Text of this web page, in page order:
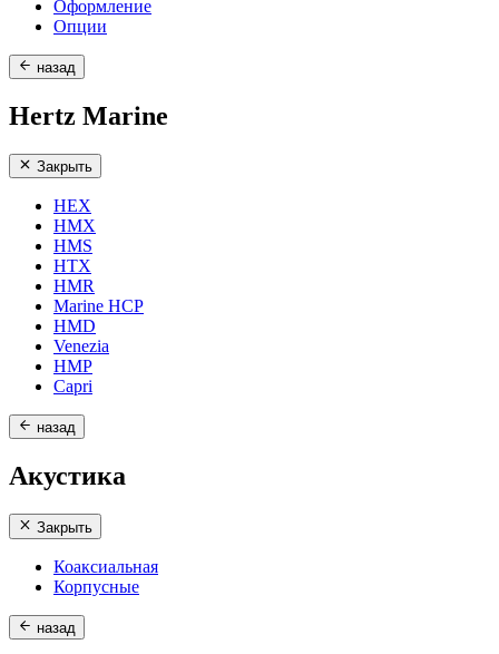
Оформление
Опции
назад
Hertz Marine
Закрыть
HEX
HMX
HMS
HTX
HMR
Marine HCP
HMD
Venezia
HMP
Capri
назад
Акустика
Закрыть
Коаксиальная
Корпусные
назад